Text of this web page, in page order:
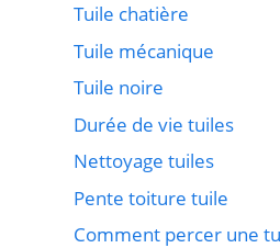
Tuile chatière
Tuile mécanique
Tuile noire
Durée de vie tuiles
Nettoyage tuiles
Pente toiture tuile
Comment percer une